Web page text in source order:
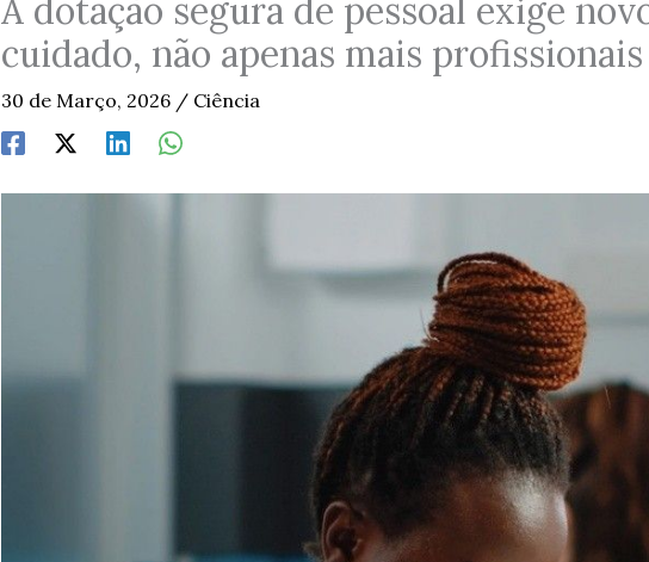
A dotação segura de pessoal exige
cuidado, não apenas mais
30 de Março, 2026 / Ciência